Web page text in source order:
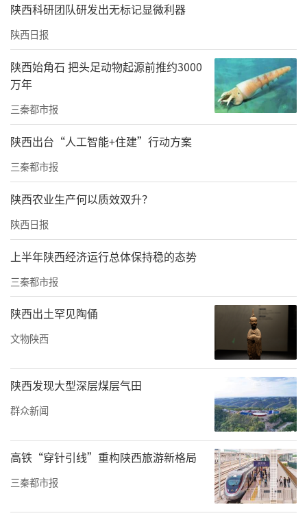
陕金监复〔2024〕178号
北京银行股份有限公司西安分行：
你行《北京银行股份有限公司西安分行关于延
安分行周孝政同志任职资格的请示》（京银陕
发〔2024〕153号）收悉。经审核，批复如下：
核准周孝政北京银行股份有限公司延安分行副
行长任职资格。
拟任人应自本批复印发之日起3个月内到任，并
将相关任免文件及时抄报我局。未在规定期限
内到任的，本批复自动失效，我局将办理许可
事项注销手续。
此复。
2024年8月14日
来源：国家金融监督管理总局陕西监管局
责任编辑：白睿祺 国光
陕西科研团队研发出无标记显微利器
陕西日报
陕西始角石 把头足动物起源前推约3000
万年
三秦都市报
陕西出台“人工智能+住建”行动方案
三秦都市报
陕西农业生产何以质效双升？
陕西日报
上半年陕西经济运行总体保持稳的态势
三秦都市报
陕西出土罕见陶俑
文物陕西
陕西发现大型深层煤层气田
群众新闻
高铁“穿针引线”重构陕西旅游新格局
三秦都市报